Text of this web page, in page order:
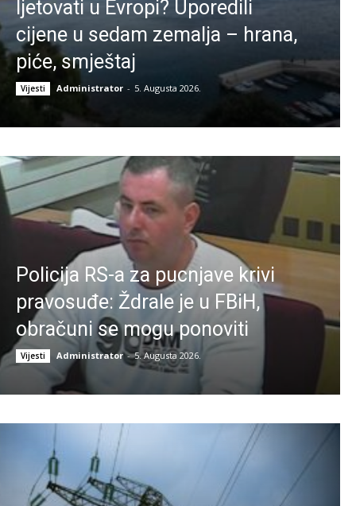
ljetovati u Evropi? Uporedili
cijene u sedam zemalja – hrana,
piće, smještaj
Vijesti Administrator - 5. Augusta 2026.
Policija RS-a za pucnjave krivi
pravosuđe: Ždrale je u FBiH,
obračuni se mogu ponoviti
Vijesti Administrator - 5. Augusta 2026.